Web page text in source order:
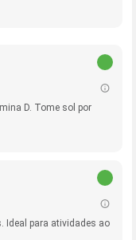
D. Tome sol por
Ideal para atividades ao